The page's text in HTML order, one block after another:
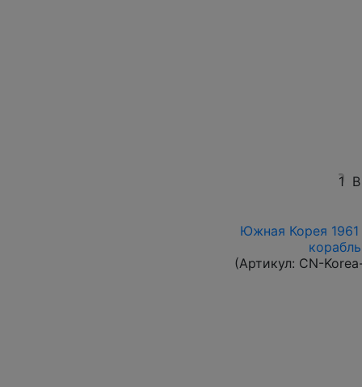
1
Южная Корея 1961
(Артикул: CN-